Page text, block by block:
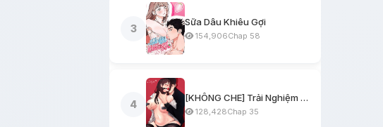
3
Sữa Dâu Khiêu Gợi
154,906Chap 58
4
[KHÔNG CHE] Trải Nghiệm Một Ngày Workshop BDSM
128,428Chap 35